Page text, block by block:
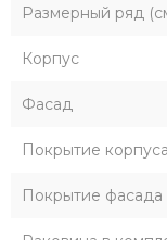
Размерный ряд
Корпус
Фасад
Покрытие корпуса
Покрытие фасада